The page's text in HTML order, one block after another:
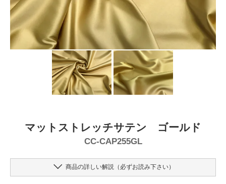
マットストレッチサテン ゴールド
CC-CAP255GL
商品の詳しい解説（必ずお読み下さい）